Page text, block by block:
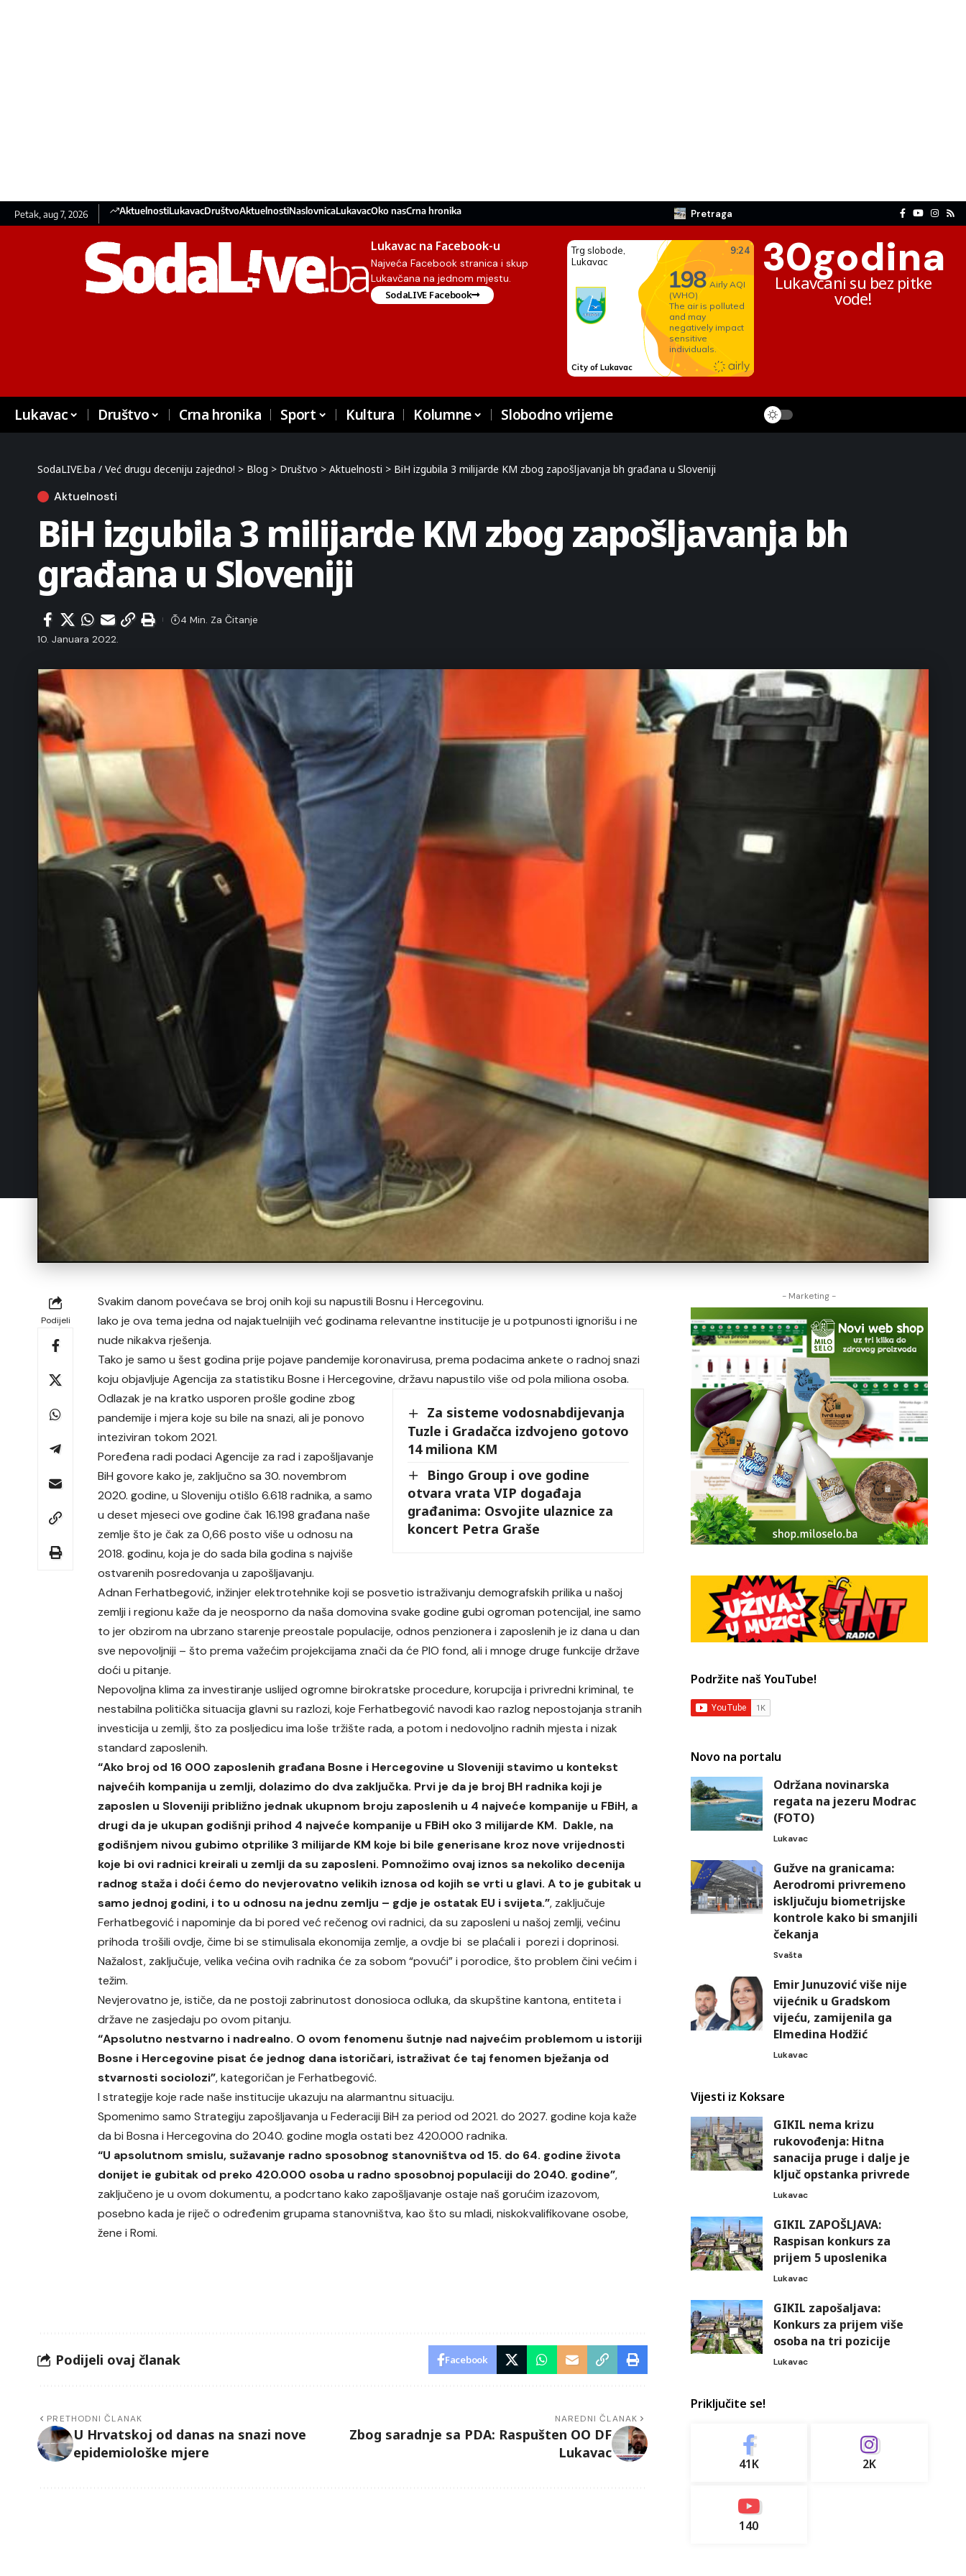
Petak, aug 7, 2026 AktuelnostiLukavacDruštvoAktuelnostiNaslovnicaLukavacOko nasCrna hronika Pretraga
Lukavac na Facebook-u
Najveća Facebook stranica i skup
Lukavčana na jednom mjestu.
SodaLIVE Facebook
30godina
Lukavčani su bez pitke
vode!
Lukavac Društvo Crna hronika Sport Kultura Kolumne Slobodno vrijeme
SodaLIVE.ba / Već drugu deceniju zajedno! > Blog > Društvo > Aktuelnosti > BiH izgubila 3 milijarde KM zbog zapošljavanja bh građana u Sloveniji
Aktuelnosti
BiH izgubila 3 milijarde KM zbog zapošljavanja bh
građana u Sloveniji
10. Januara 2022.
4 Min. Za Čitanje
Podijeli
Svakim danom povećava se broj onih koji su napustili Bosnu i Hercegovinu.
Iako je ova tema jedna od najaktuelnijih već godinama relevantne institucije je u potpunosti ignorišu i ne
nude nikakva rješenja.
Tako je samo u šest godina prije pojave pandemije koronavirusa, prema podacima ankete o radnoj snazi
koju objavljuje Agencija za statistiku Bosne i Hercegovine, državu napustilo više od pola miliona osoba.
Za sisteme vodosnabdijevanja
Tuzle i Gradačca izdvojeno gotovo
14 miliona KM
Bingo Group i ove godine
otvara vrata VIP događaja
građanima: Osvojite ulaznice za
koncert Petra Graše
Odlazak je na kratko usporen prošle godine zbog
pandemije i mjera koje su bile na snazi, ali je ponovo
inteziviran tokom 2021.
Poređena radi podaci Agencije za rad i zapošljavanje
BiH govore kako je, zaključno sa 30. novembrom
2020. godine, u Sloveniju otišlo 6.618 radnika, a samo
u deset mjeseci ove godine čak 16.198 građana naše
zemlje što je čak za 0,66 posto više u odnosu na
2018. godinu, koja je do sada bila godina s najviše
ostvarenih posredovanja u zapošljavanju.
Adnan Ferhatbegović, inžinjer elektrotehnike koji se posvetio istraživanju demografskih prilika u našoj
zemlji i regionu kaže da je neosporno da naša domovina svake godine gubi ogroman potencijal, ine samo
to jer obzirom na ubrzano starenje preostale populacije, odnos penzionera i zaposlenih je iz dana u dan
sve nepovoljniji – što prema važećim projekcijama znači da će PIO fond, ali i mnoge druge funkcije države
doći u pitanje.
Nepovoljna klima za investiranje uslijed ogromne birokratske procedure, korupcija i privredni kriminal, te
nestabilna politička situacija glavni su razlozi, koje Ferhatbegović navodi kao razlog nepostojanja stranih
investicija u zemlji, što za posljedicu ima loše tržište rada, a potom i nedovoljno radnih mjesta i nizak
standard zaposlenih.
“Ako broj od 16 000 zaposlenih građana Bosne i Hercegovine u Sloveniji stavimo u kontekst
najvećih kompanija u zemlji, dolazimo do dva zaključka. Prvi je da je broj BH radnika koji je
zaposlen u Sloveniji približno jednak ukupnom broju zaposlenih u 4 najveće kompanije u FBiH, a
drugi da je ukupan godišnji prihod 4 najveće kompanije u FBiH oko 3 milijarde KM. Dakle, na
godišnjem nivou gubimo otprilike 3 milijarde KM koje bi bile generisane kroz nove vrijednosti
koje bi ovi radnici kreirali u zemlji da su zaposleni. Pomnožimo ovaj iznos sa nekoliko decenija
radnog staža i doći ćemo do nevjerovatno velikih iznosa od kojih se vrti u glavi. A to je gubitak u
samo jednoj godini, i to u odnosu na jednu zemlju – gdje je ostatak EU i svijeta.”, zaključuje
Ferhatbegović i napominje da bi pored već rečenog ovi radnici, da su zaposleni u našoj zemlji, većinu
prihoda trošili ovdje, čime bi se stimulisala ekonomija zemlje, a ovdje bi se plaćali i porezi i doprinosi.
Nažalost, zaključuje, velika većina ovih radnika će za sobom “povući” i porodice, što problem čini većim i
težim.
Nevjerovatno je, ističe, da ne postoji zabrinutost donosioca odluka, da skupštine kantona, entiteta i
države ne zasjedaju po ovom pitanju.
“Apsolutno nestvarno i nadrealno. O ovom fenomenu šutnje nad najvećim problemom u istoriji
Bosne i Hercegovine pisat će jednog dana istoričari, istraživat će taj fenomen bježanja od
stvarnosti sociolozi”, kategoričan je Ferhatbegović.
I strategije koje rade naše institucije ukazuju na alarmantnu situaciju.
Spomenimo samo Strategiju zapošljavanja u Federaciji BiH za period od 2021. do 2027. godine koja kaže
da bi Bosna i Hercegovina do 2040. godine mogla ostati bez 420.000 radnika.
“U apsolutnom smislu, sužavanje radno sposobnog stanovništva od 15. do 64. godine života
donijet ie gubitak od preko 420.000 osoba u radno sposobnoj populaciji do 2040. godine”,
zaključeno je u ovom dokumentu, a podcrtano kako zapošljavanje ostaje naš gorućim izazovom,
posebno kada je riječ o određenim grupama stanovništva, kao što su mladi, niskokvalifikovane osobe,
žene i Romi.
Podijeli ovaj članak Facebook
PRETHODNI ČLANAK
U Hrvatskoj od danas na snazi nove
epidemiološke mjere
NAREDNI ČLANAK
Zbog saradnje sa PDA: Raspušten OO DF
Lukavac
- Marketing -
Podržite naš YouTube!
Novo na portalu
Održana novinarska
regata na jezeru Modrac
(FOTO)
Lukavac
Gužve na granicama:
Aerodromi privremeno
isključuju biometrijske
kontrole kako bi smanjili
čekanja
Svašta
Emir Junuzović više nije
vijećnik u Gradskom
vijeću, zamijenila ga
Elmedina Hodžić
Lukavac
Vijesti iz Koksare
GIKIL nema krizu
rukovođenja: Hitna
sanacija pruge i dalje je
ključ opstanka privrede
Lukavac
GIKIL ZAPOŠLJAVA:
Raspisan konkurs za
prijem 5 uposlenika
Lukavac
GIKIL zapošaljava:
Konkurs za prijem više
osoba na tri pozicije
Lukavac
Priključite se!
41K 2K
140